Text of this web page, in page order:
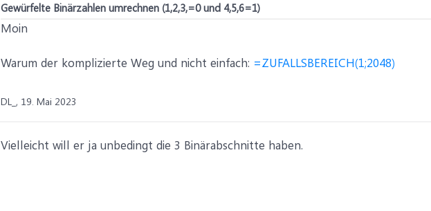
Gewürfelte Binärzahlen umrechnen (1,2,3,=0 und 4,5,6=1)
Moin
Warum der komplizierte Weg und nicht einfach: =ZUFALLSBEREICH(1;2048)
DL_, 19. Mai 2023
Vielleicht will er ja unbedingt die 3 Binärabschnitte haben.